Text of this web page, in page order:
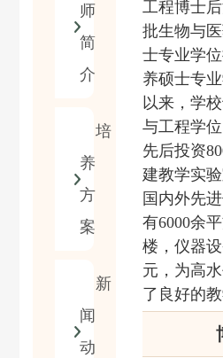
师
简
介
培
养
方
案
新
闻
动
工程博士
批生物与
士专业学
养硕士专业
以来，学
与工程学
先后投资
建教学实
国内外先
有6000余
楼，仪器
元，为高
了良好的